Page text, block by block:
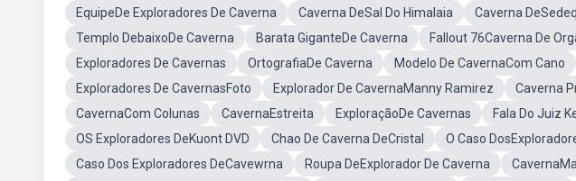
EquipeDe Exploradores De Caverna
Caverna DeSal Do Himalaia Caverna
Templo DebaixoDe Caverna
Barata GiganteDe Caverna Fallout 76Caverna De
Exploradores De Cavernas
OrtografiaDe Caverna Modelo De CavernaCom Cano
Exploradores De CavernasFoto
Explorador De CavernaManny Ramirez Caverna
CavernaCom Colunas
CavernaEstreita ExploraçãoDe Cavernas
Fala Do Juiz
OS Exploradores DeKuont DVD
Chao De Caverna DeCristal
O Caso
Caso Dos Exploradores DeCavewrna
Roupa DeExplorador De Caverna